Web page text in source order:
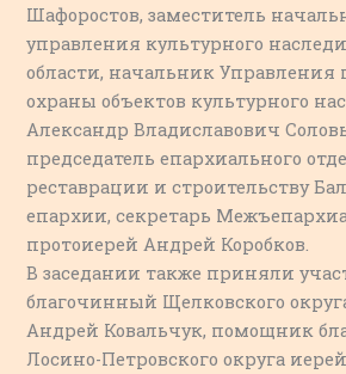
Шафоростов, заместитель
управления культурного
области, начальник Управления
охраны объектов культурного
Александр Владиславович
председатель епархиального
реставрации и строительству
епархии, секретарь
протоиерей Андрей Коробков.
В заседании также приняли
благочинный Щелковского
Андрей Ковальчук, помощник
Лосино-Петровского округа